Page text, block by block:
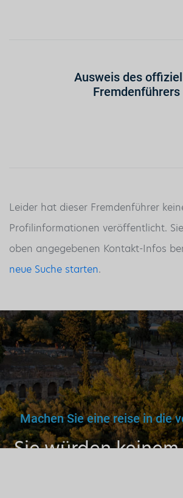
Ausweis des
Fremdenführers
Leider hat dieser Fremdenführer
Profilinformationen veröffentlicht.
oben angegebenen Kontakt-Infos
neue Suche starten.
Machen Sie eine reise in die
Sie würden